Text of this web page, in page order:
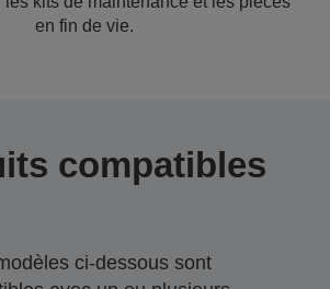
en fin de vie.
compatibles
ci-dessous sont